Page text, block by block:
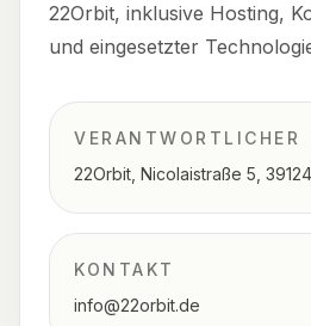
22Orbit, inklusive Hosting,
und eingesetzter
VERANTWORTLICHER
22Orbit, Nicolaistraße 5,
KONTAKT
info@22orbit.de